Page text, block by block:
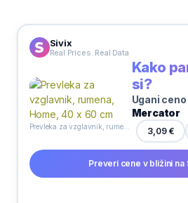
Sivix
Real Prices. Real Data
Prevleka za vzglavnik, rumena, Home, 40 x 60 cm
Kako
si?
Ugani
Mercator
3,09 €
Preveri cene v bližini na